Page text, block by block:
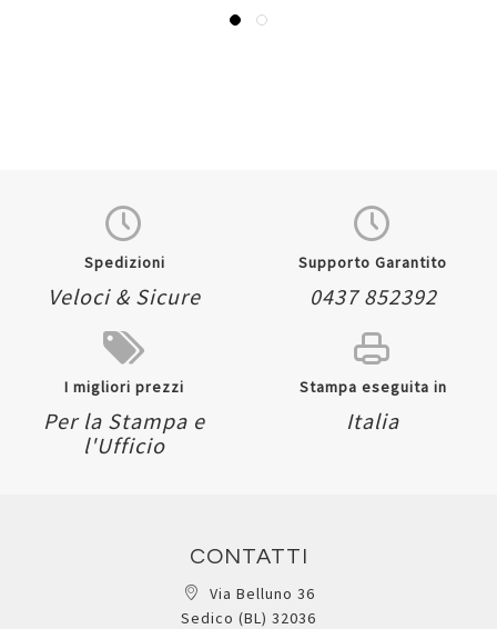
Spedizioni
Veloci & Sicure
Supporto Garantito
0437 852392
I migliori prezzi
Per la Stampa e
l'Ufficio
Stampa eseguita in
Italia
CONTATTI
Via Belluno 36
Sedico (BL) 32036